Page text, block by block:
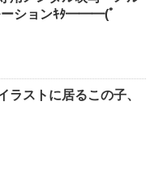
ーションｷﾀ━━━(ﾟ
ラストに居るこの子、